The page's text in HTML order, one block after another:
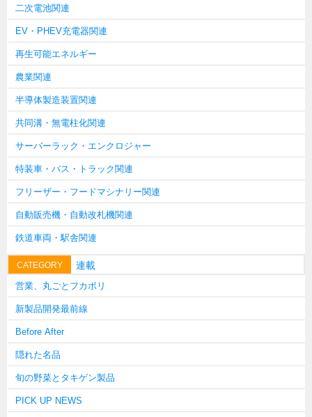
タキゲン売上ランキング
展示トラック
タキスポ
タキ旅レポ
タキネタ
韓国
上海
タイ
台湾
採用情報
インタビュー
入社１年目アンケート
入社式・創立記念式典
新年賀詞交歓会
メディア情報
二次電池関連
EV・PHEV充電器関連
再生可能エネルギー
農業関連
半導体製造装置関連
共同溝・無電柱化関連
サーバーラック・エンクロジャー
特装車・バス・トラック関連
フリーザー・フードマシナリー関連
自動販売機・自動改札機関連
鉄道車両・駅舎関連
CATEGORY 連載
営業、丸ごとフカボリ
新製品開発最前線
Before After
隠れた名品
旬の野菜とタキゲン製品
PICK UP NEWS